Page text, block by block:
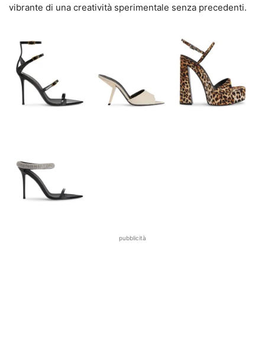
vibrante di una creatività sperimentale senza precedenti.
pubblicità